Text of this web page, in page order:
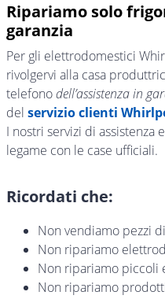
Ripariamo solo
garanzia
Per gli elettrodomestici
rivolgervi alla casa
telefonodell’assistenza in
del servizio clienti
I nostri servizi di assistenza
legame con le case ufficiali.
Ricordati che:
Non vendiamo pezzi
Non ripariamo
Non ripariamo piccoli
Non ripariamo